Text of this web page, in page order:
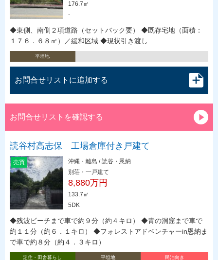
176.7㎡
-
◆東側、南側２項道路（セットバック要） ◆既存宅地（面積：
１７６．６８㎡）／緩和区域 ◆現状引き渡し
平坦地
お問合せリストに追加する
お問合せリストを確認する
読谷村高志保 工場倉庫付き戸建て
売買
沖縄・離島 / 読谷・恩納
別荘・一戸建て
8,880万円
133.7㎡
5DK
◆残波ビーチまで車で約９分（約４キロ） ◆青の洞窟まで車で
約１１分（約６．１キロ） ◆フォレストアドベンチャーin恩納ま
で車で約８分（約４．３キロ）
定住・田舎暮らし 平坦地 民泊向き